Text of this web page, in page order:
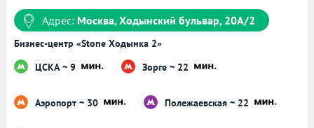
Адрес: Москва, Ходынский бульвар, 20А/2
Бизнес-центр «Stone Ходынка 2»
ЦСКА ~ 9
Зорге ~ 22
Аэропорт ~ 30 Полежаевская ~ 22